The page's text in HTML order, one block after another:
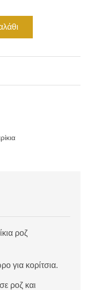
ροζ
για κορίτσια.
ροζ και